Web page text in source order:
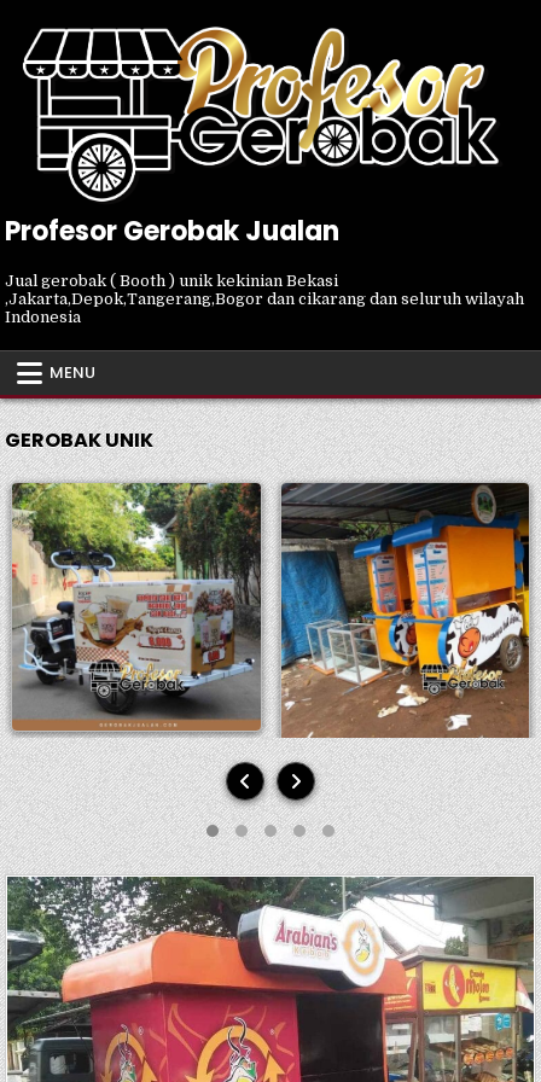
content
Profesor Gerobak Jualan
Jual gerobak ( Booth ) unik kekinian Bekasi
,Jakarta,Depok,Tangerang,Bogor dan cikarang dan seluruh wilayah
Indonesia
MENU
GEROBAK UNIK